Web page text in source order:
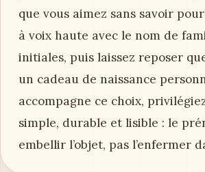
que vous aimez sans savoir
à voix haute avec le nom de
initiales, puis laissez reposer
un cadeau de naissance
accompagne ce choix,
simple, durable et lisible : le
embellir l’objet, pas l’enfermer